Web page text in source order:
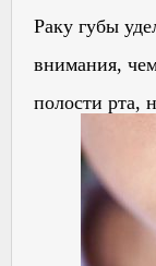
Раку губы
внимания,
полости рта,